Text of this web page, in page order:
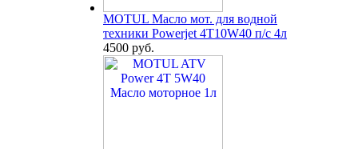
MOTUL Масло мот. для водной
техники Powerjet 4T10W40 п/с 4л
4500 руб.